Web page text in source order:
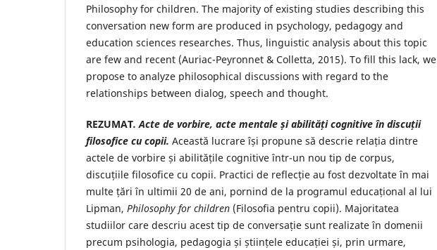
Philosophy for children. The majority of existing studies describing this
conversation new form are produced in psychology, pedagogy and
education sciences researches. Thus, linguistic analysis about this topic
are few and recent (Auriac-Peyronnet & Colletta, 2015). To fill this lack, we
propose to analyze philosophical discussions with regard to the
relationships between dialog, speech and thought.
REZUMAT. Acte de vorbire, acte mentale și abilități cognitive în discuții
filosofice cu copii. Această lucrare își propune să descrie relația dintre
actele de vorbire și abilitățile cognitive într-un nou tip de corpus,
discuțiile filosofice cu copii. Practici de reflecție au fost dezvoltate în mai
multe țări în ultimii 20 de ani, pornind de la programul educațional al lui
Lipman, Philosophy for children (Filosofia pentru copii). Majoritatea
studiilor care descriu acest tip de conversație sunt realizate în domenii
precum psihologia, pedagogia și științele educației și, prin urmare,